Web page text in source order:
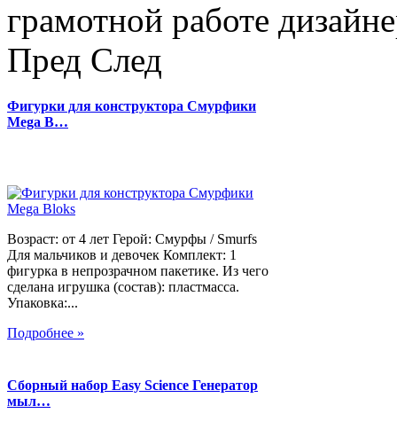
грамотной работе
Пред След
Фигурки для конструктора Смурфики
Mega B…
Возраст: от 4 лет Герой: Смурфы / Smurfs
Для мальчиков и девочек Комплект: 1
фигурка в непрозрачном пакетике. Из чего
сделана игрушка (состав): пластмасса.
Упаковка:...
Подробнее »
Сборный набор Easy Science Генератор
мыл…